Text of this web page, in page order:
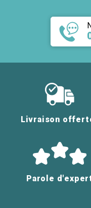
Livraison
Parole